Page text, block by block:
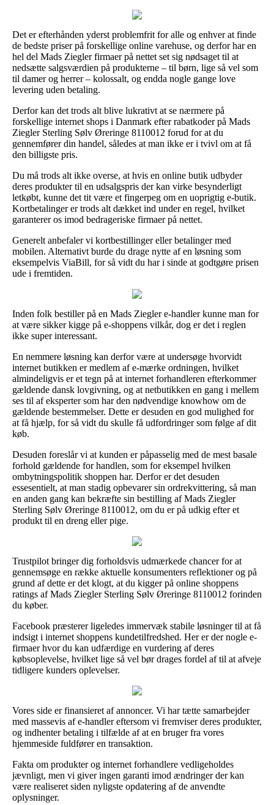
Det er efterhånden yderst problemfrit for alle og enhver at finde
de bedste priser på forskellige online varehuse, og derfor har en
hel del Mads Ziegler firmaer på nettet set sig nødsaget til at
nedsætte salgsværdien på produkterne – til børn, lige så vel som
til damer og herrer – kolossalt, og endda nogle gange love
levering uden betaling.
Derfor kan det trods alt blive lukrativt at se nærmere på
forskellige internet shops i Danmark efter rabatkoder på Mads
Ziegler Sterling Sølv Øreringe 8110012 forud for at du
gennemfører din handel, således at man ikke er i tvivl om at få
den billigste pris.
Du må trods alt ikke overse, at hvis en online butik udbyder
deres produkter til en udsalgspris der kan virke besynderligt
letkøbt, kunne det tit være et fingerpeg om en uoprigtig e-butik.
Kortbetalinger er trods alt dækket ind under en regel, hvilket
garanterer os imod bedrageriske firmaer på nettet.
Generelt anbefaler vi kortbestillinger eller betalinger med
mobilen. Alternativt burde du drage nytte af en løsning som
eksempelvis ViaBill, for så vidt du har i sinde at godtgøre prisen
ude i fremtiden.
Inden folk bestiller på en Mads Ziegler e-handler kunne man for
at være sikker kigge på e-shoppens vilkår, dog er det i reglen
ikke super interessant.
En nemmere løsning kan derfor være at undersøge hvorvidt
internet butikken er medlem af e-mærke ordningen, hvilket
almindeligvis er et tegn på at internet forhandleren efterkommer
gældende dansk lovgivning, og at netbutikken en gang i mellem
ses til af eksperter som har den nødvendige knowhow om de
gældende bestemmelser. Dette er desuden en god mulighed for
at få hjælp, for så vidt du skulle få udfordringer som følge af dit
køb.
Desuden foreslår vi at kunden er påpasselig med de mest basale
forhold gældende for handlen, som for eksempel hvilken
ombytningspolitik shoppen har. Derfor er det desuden
essesentielt, at man stadig opbevarer sin ordrekvittering, så man
en anden gang kan bekræfte sin bestilling af Mads Ziegler
Sterling Sølv Øreringe 8110012, om du er på udkig efter et
produkt til en dreng eller pige.
Trustpilot bringer dig forholdsvis udmærkede chancer for at
gennemsøge en række aktuelle konsumenters reflektioner og på
grund af dette er det klogt, at du kigger på online shoppens
ratings af Mads Ziegler Sterling Sølv Øreringe 8110012 forinden
du køber.
Facebook præsterer ligeledes immervæk stabile løsninger til at få
indsigt i internet shoppens kundetilfredshed. Her er der nogle e-
firmaer hvor du kan udfærdige en vurdering af deres
købsoplevelse, hvilket lige så vel bør drages fordel af til at afveje
tidligere kunders oplevelser.
Vores side er finansieret af annoncer. Vi har tætte samarbejder
med massevis af e-handler eftersom vi fremviser deres produkter,
og indhenter betaling i tilfælde af at en bruger fra vores
hjemmeside fuldfører en transaktion.
Fakta om produkter og internet forhandlere vedligeholdes
jævnligt, men vi giver ingen garanti imod ændringer der kan
være realiseret siden nyligste opdatering af de anvendte
oplysninger.